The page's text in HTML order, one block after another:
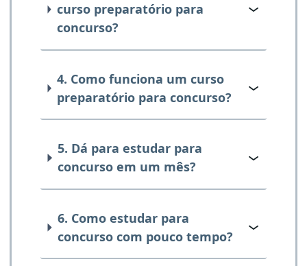
curso preparatório para
concurso?
4. Como funciona um curso
preparatório para concurso?
5. Dá para estudar para
concurso em um mês?
6. Como estudar para
concurso com pouco tempo?